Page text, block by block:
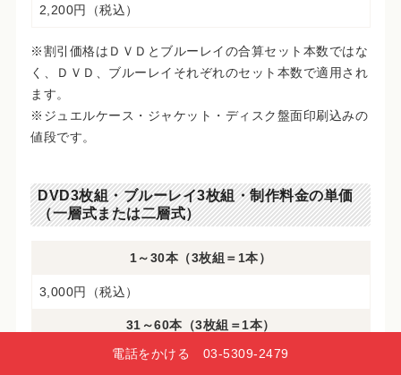
2,200円（税込）
※割引価格はＤＶＤとブルーレイの合算セット本数ではな
く、ＤＶＤ、ブルーレイそれぞれのセット本数で適用され
ます。
※ジュエルケース・ジャケット・ディスク盤面印刷込みの
値段です。
DVD3枚組・ブルーレイ3枚組・制作料金の単価
（一層式または二層式）
1～30本（3枚組＝1本）
3,000円（税込）
31～60本（3枚組＝1本）
2,900円（税込）電話をかける 03‑5309‑2479